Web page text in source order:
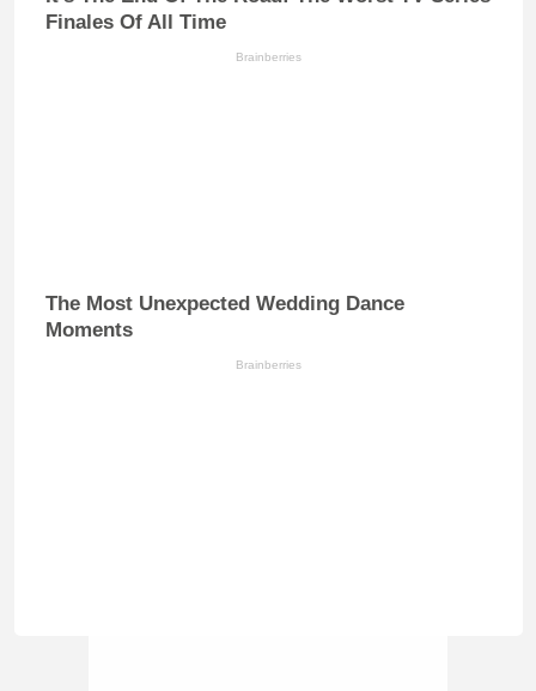
Finales Of All Time
Brainberries
The Most Unexpected Wedding Dance
Moments
Brainberries